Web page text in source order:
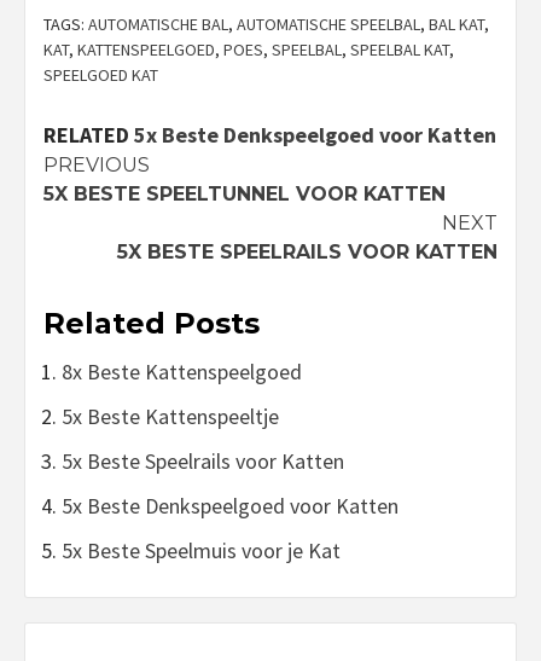
TAGS: AUTOMATISCHE BAL , AUTOMATISCHE SPEELBAL , BAL KAT,
KAT, KATTENSPEELGOED, POES, SPEELBAL , SPEELBAL KAT,
SPEELGOED KAT
RELATED 5x Beste Denkspeelgoed voor Katten
Continue
PREVIOUS
5X BESTE SPEELTUNNEL VOOR KATTEN
NEXT
5X BESTE SPEELRAILS VOOR KATTEN
Related Posts
8x Beste Kattenspeelgoed
5x Beste Kattenspeeltje
5x Beste Speelrails voor Katten
5x Beste Denkspeelgoed voor Katten
5x Beste Speelmuis voor je Kat